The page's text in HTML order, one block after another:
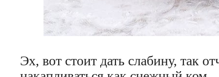
Эх, вот стоит дать слабину, так